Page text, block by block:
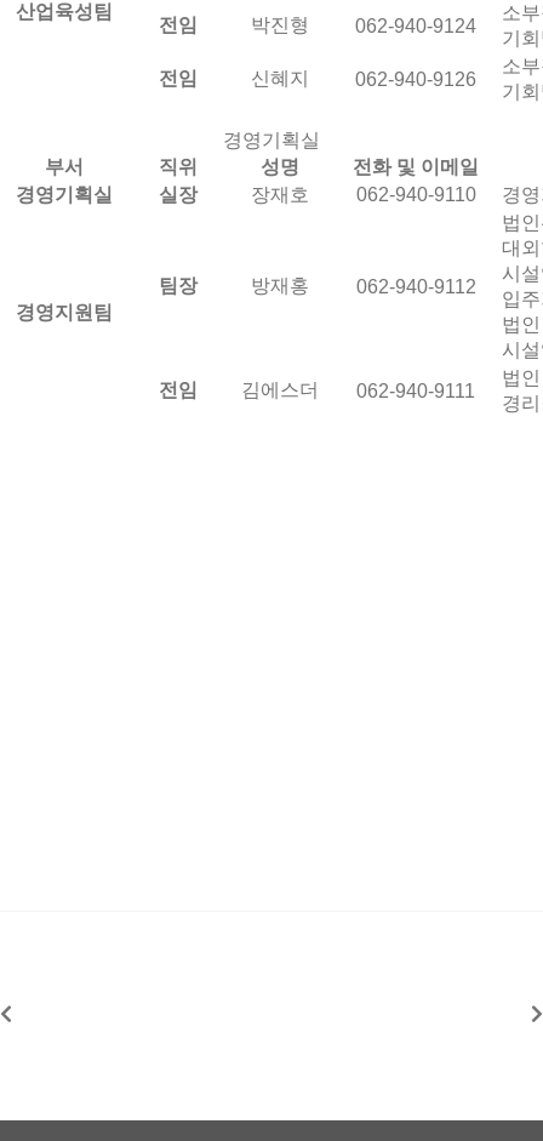
산업육성팀
전임
박진형 062-940-9124
소
기
전임
신혜지 062-940-9126
소
기
경영기획실
부서
직위 성명
전화 및 이메일
경영기획실
실장 장재호 062-940-9110 경
경영지원팀
팀장 방재홍 062-940-9112
법
대
시
입
법
시
전임
김에스더 062-940-9111
법
경